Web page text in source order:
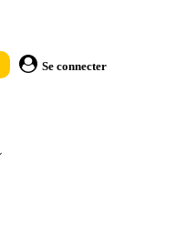
Se connecter